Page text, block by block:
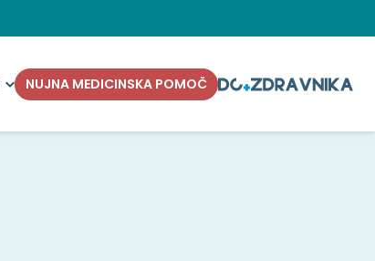
NUJNA MEDICINSKA POMOČ